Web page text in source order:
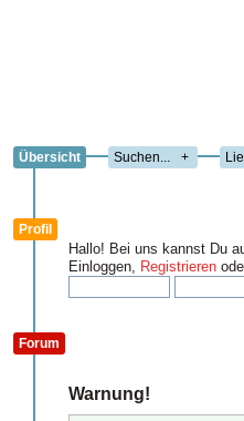
Übersicht +
Profil
Hallo! Bei uns kannst Du
Einloggen, Registrieren
Forum
Warnung!